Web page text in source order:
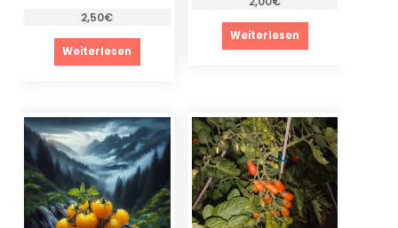
2,50€
Weiterlesen
Weiterlesen